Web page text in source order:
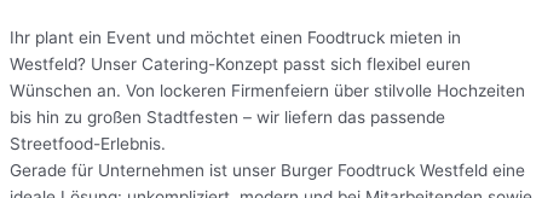
Ihr plant ein Event und möchtet einen Foodtruck mieten in
Westfeld? Unser Catering-Konzept passt sich flexibel euren
Wünschen an. Von lockeren Firmenfeiern über stilvolle Hochzeiten
bis hin zu großen Stadtfesten – wir liefern das passende
Streetfood-Erlebnis.
Gerade für Unternehmen ist unser Burger Foodtruck Westfeld eine